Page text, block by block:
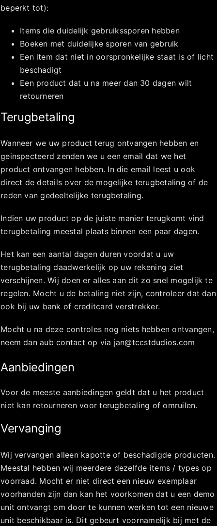
beperkt tot):
Items die duidelijk gebruikssporen hebben
Boeken met duidelijke sporen van gebruik
Een item dat niet in oorspronkelijke staat is of licht
beschadigt
Een product dat u na meer dan 30 dagen wilt
retourneren
Terugbetaling
Wanneer we uw product terug ontvangen hebben en
geinspecteerd zenden we u een email dat we het
product ontvangen hebben. In die email leest u ook
direct de details over de mogelijke terugbetaling of de
reden van gedeeltelijke terugbetaling.
Indien uw product op de juiste manier terugkomt vind
terugbetaling meestal plaats binnen een paar dagen.
Het kan een aantal dagen duren voordat u uw
terugbetaling daadwerkelijk op uw rekening ziet
verschijnen. Wij doen er alles aan dit zo snel mogelijk te
regelen. Mocht u de betaling niet zijn, controleer dat dan
ook bij uw bank of creditcard verstrekker.
Mocht u na deze controles nog niets hebben ontvangen,
neem dan aub contact op via jan@tccstdudios.com
Aanbiedingen
Voor de meeste aanbiedingen geldt dat u het product
niet kan retourneren voor terugbetaling of omruilen.
Vervanging
Wij vervangen alleen kapotte of beschadigde producten.
Meestal hebben wij meerdere dezelfde items / types op
voorraad. Mocht er niet direct een nieuw exemplaar
voorhanden zijn dan kan het voorkomen dat u een demo
unit ontvangt om door te kunnen werken tot een nieuwe
unit beschikbaar is. Dit gebeurt voornamelijk bij met de